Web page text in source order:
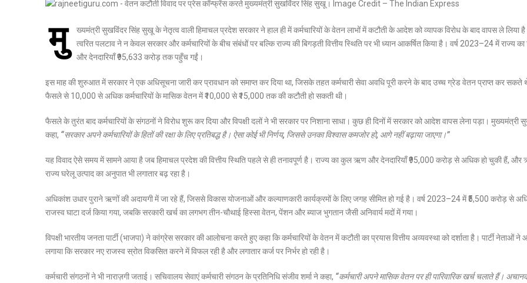
मु
ख्यमंत्री सुखविंदर सिंह सुखू के नेतृत्व वाली हिमाचल प्रदेश सरकार ने हाल ही में कर्मचारियों के वेतन लाभों में कटौती के आदेश को व्यापक विरोध के बाद वापस ले लिया
त्वरित पलटाव ने न केवल सरकार और कर्मचारियों के बीच संबंधों पर बल्कि राज्य की बिगड़ती वित्तीय स्थिति पर भी ध्यान आकर्षित किया है। वर्ष 2023–24 में राज्य
और देनदारियाँ ₹95,633 करोड़ तक पहुँच गईं।
इस माह की शुरुआत में सरकार ने एक अधिसूचना जारी कर प्रावधान को समाप्त कर दिया था, जिसके तहत कर्मचारी सेवा अवधि पूरी करने के बाद उच्च ग्रेड वेतन प्राप्त कर
फैसले से 10,000 से अधिक कर्मचारियों के मासिक वेतन में ₹10,000 से ₹15,000 तक की कटौती हो सकती थी।
फैसले के तुरंत बाद कर्मचारियों के संगठनों ने विरोध शुरू कर दिया और विपक्षी दलों ने भी सरकार पर निशाना साधा। कुछ ही दिनों में सरकार को आदेश वापस लेना पड़ा। मुख्यमंत्री
कहा, “सरकार अपने कर्मचारियों के हितों की रक्षा के लिए प्रतिबद्ध है। ऐसा कोई भी निर्णय, जिससे उनका विश्वास कमजोर हो, आगे नहीं बढ़ाया जाएगा।”
यह विवाद ऐसे समय में सामने आया है जब हिमाचल प्रदेश की वित्तीय स्थिति पहले से ही तनावपूर्ण है। राज्य का कुल ऋण और देनदारियाँ ₹95,000 करोड़ से अधिक हो चुकी हैं,
राज्य घरेलू उत्पाद का अनुपात भी लगातार बढ़ रहा है।
अधिकांश उधार पुराने ऋणों की अदायगी में जा रहे हैं, जिससे विकास योजनाओं और कल्याणकारी कार्यक्रमों के लिए जगह सीमित हो गई है। वर्ष 2023–24 में ₹5,500 करोड़ से
राजस्व घाटा दर्ज किया गया, जबकि सरकारी खर्च का लगभग तीन-चौथाई हिस्सा वेतन, पेंशन और ब्याज भुगतान जैसी अनिवार्य मदों में गया।
विपक्षी भारतीय जनता पार्टी (भाजपा) ने कांग्रेस सरकार की आलोचना करते हुए कहा कि कर्मचारियों के वेतन में कटौती का प्रयास वित्तीय अव्यवस्था को दर्शाता है। पार्टी नेताओं ने
लगाया कि सरकार नए राजस्व स्रोत विकसित करने में विफल रही है और लगातार कर्ज पर निर्भर हो रही है।
कर्मचारी संगठनों ने भी नाराज़गी जताई। सचिवालय सेवाएं कर्मचारी संगठन के प्रतिनिधि संजीव शर्मा ने कहा, “कर्मचारी अपने मासिक वेतन पर ही पारिवारिक खर्च चलाते हैं।